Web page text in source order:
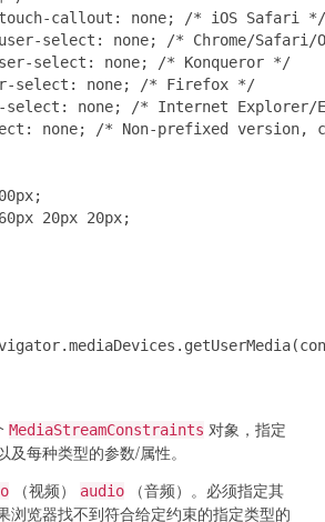
callout: none; /* iOS Safari */
none; /* Chrome/Safari/
none; /* Konqueror */
none; /* Firefox */
none; /* Internet Explorer/
/* Non-prefixed version,
20px 20px;
MediaStreamConstraints 对象，指定
每种类型的参数/属性。
（视频） audio
（音频）。必须指定其
浏览器找不到符合给定约束的指定类型的